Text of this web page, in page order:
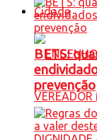
Cidade
BETS:
prevenção